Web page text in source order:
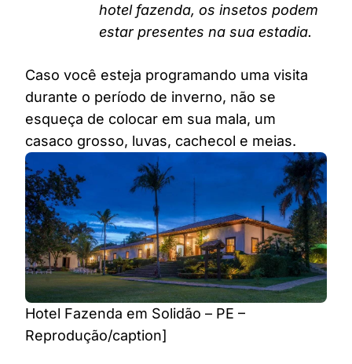
hotel fazenda, os insetos podem
estar presentes na sua estadia.
Caso você esteja programando uma visita
durante o período de inverno, não se
esqueça de colocar em sua mala, um
casaco grosso, luvas, cachecol e meias.
Hotel Fazenda em Solidão – PE –
Reprodução/caption]